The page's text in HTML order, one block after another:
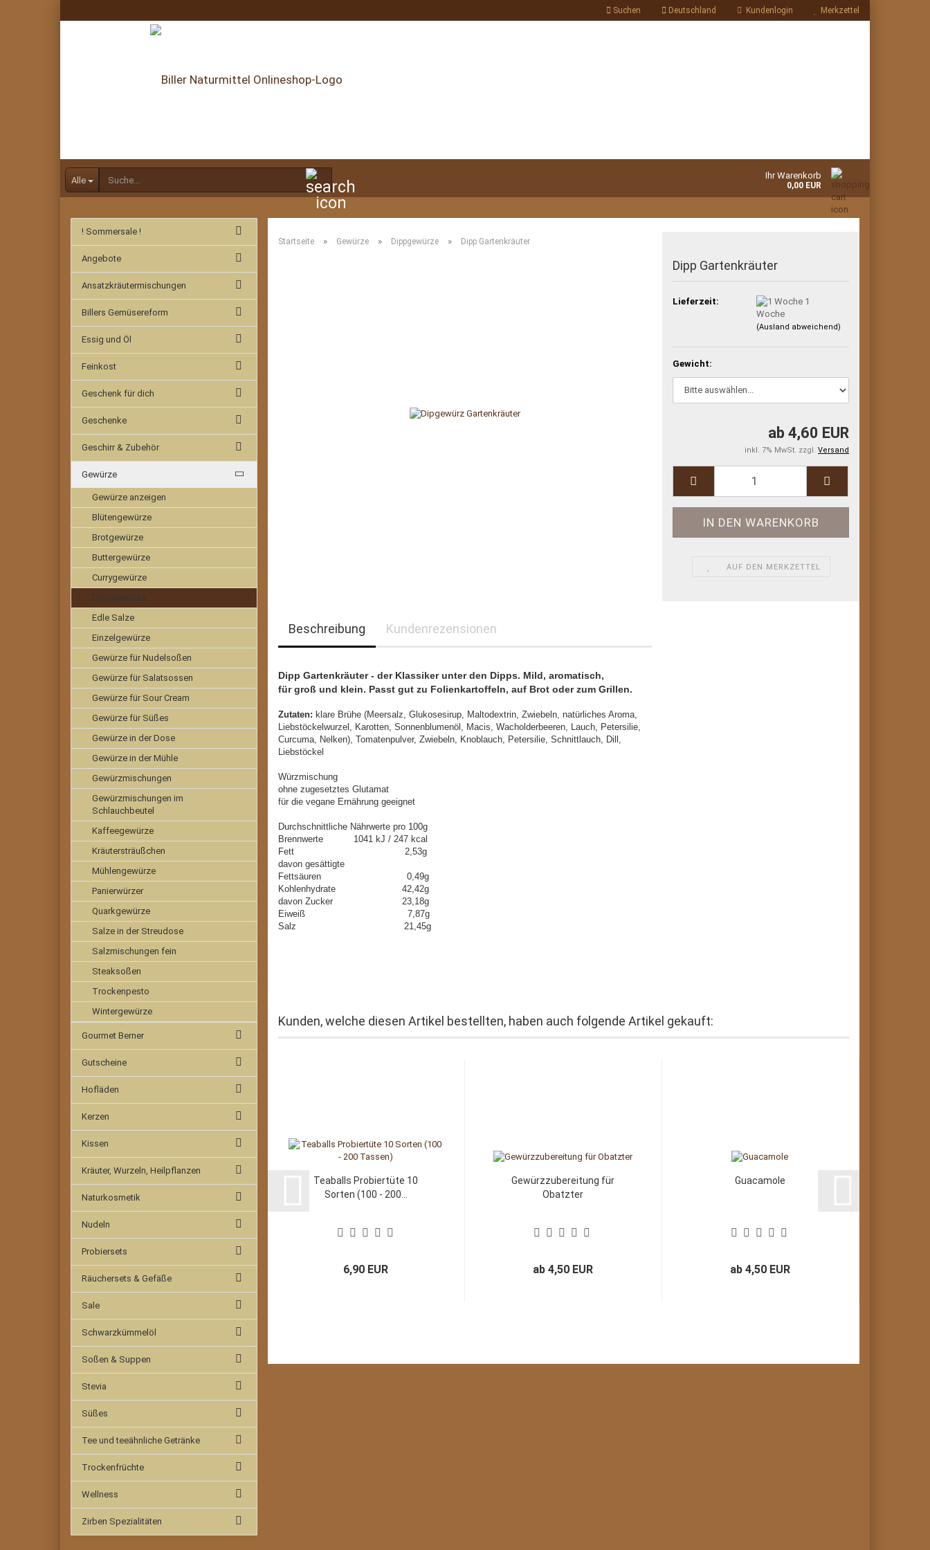
Suchen Deutschland Kundenlogin Merkzettel
Alle Ihr Warenkorb
0,00 EUR
Startseite » Gewürze » Dippgewürze » Dipp Gartenkräuter
Dipp Gartenkräuter
Lieferzeit:
1
Woche
(Ausland abweichend)
Gewicht:
ab 4,60 EUR
inkl. 7% MwSt. zzgl. Versand
AUF DEN MERKZETTEL
Beschreibung Kundenrezensionen
Dipp Gartenkräuter - der Klassiker unter den Dipps. Mild, aromatisch,
für groß und klein. Passt gut zu Folienkartoffeln, auf Brot oder zum Grillen.
Zutaten: klare Brühe (Meersalz, Glukosesirup, Maltodextrin, Zwiebeln, natürliches Aroma,
Liebstöckelwurzel, Karotten, Sonnenblumenöl, Macis, Wacholderbeeren, Lauch, Petersilie,
Curcuma, Nelken), Tomatenpulver, Zwiebeln, Knoblauch, Petersilie, Schnittlauch, Dill,
Liebstöckel
Würzmischung
ohne zugesetztes Glutamat
für die vegane Ernährung geeignet
Durchschnittliche Nährwerte pro 100g
Brennwerte 1041 kJ / 247 kcal
Fett 2,53g
davon gesättigte
Fettsäuren 0,49g
Kohlenhydrate 42,42g
davon Zucker 23,18g
Eiweiß 7,87g
Salz 21,45g
Kunden, welche diesen Artikel bestellten, haben auch folgende Artikel gekauft:
Teaballs Probiertüte 10
Sorten (100 - 200...
6,90 EUR
Gewürzzubereitung für
Obatzter
ab 4,50 EUR
Guacamole
ab 4,50 EUR
! Sommersale !
Angebote
Ansatzkräutermischungen
Billers Gemüsereform
Essig und Öl
Feinkost
Geschenk für dich
Geschenke
Geschirr & Zubehör
Gewürze
Gewürze anzeigen
Blütengewürze
Brotgewürze
Buttergewürze
Currygewürze
Dippgewürze
Edle Salze
Einzelgewürze
Gewürze für Nudelsoßen
Gewürze für Salatsossen
Gewürze für Sour Cream
Gewürze für Süßes
Gewürze in der Dose
Gewürze in der Mühle
Gewürzmischungen
Gewürzmischungen im
Schlauchbeutel
Kaffeegewürze
Kräutersträußchen
Mühlengewürze
Panierwürzer
Quarkgewürze
Salze in der Streudose
Salzmischungen fein
Steaksoßen
Trockenpesto
Wintergewürze
Gourmet Berner
Gutscheine
Hofläden
Kerzen
Kissen
Kräuter, Wurzeln, Heilpflanzen
Naturkosmetik
Nudeln
Probiersets
Räuchersets & Gefäße
Sale
Schwarzkümmelöl
Soßen & Suppen
Stevia
Süßes
Tee und teeähnliche Getränke
Trockenfrüchte
Wellness
Zirben Spezialitäten